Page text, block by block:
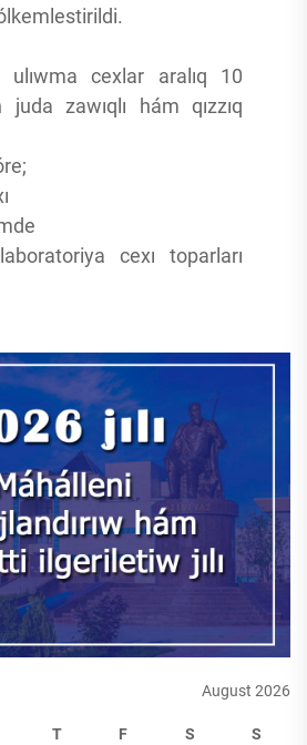
ulıwma cexlar aralıq 10
juda zawıqlı hám qızzıq
cexı toparları
August 2026
T F S S